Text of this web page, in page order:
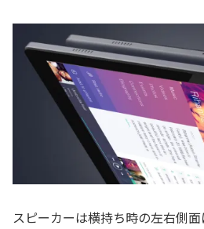
スピーカーは横持ち時の左右側